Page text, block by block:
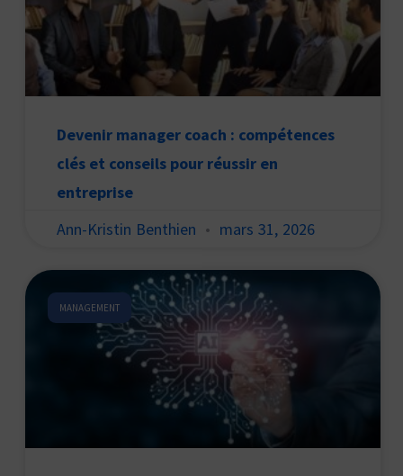
Devenir manager coach : compétences
clés et conseils pour réussir en
entreprise
Ann-Kristin Benthien
mars 31, 2026
MANAGEMENT